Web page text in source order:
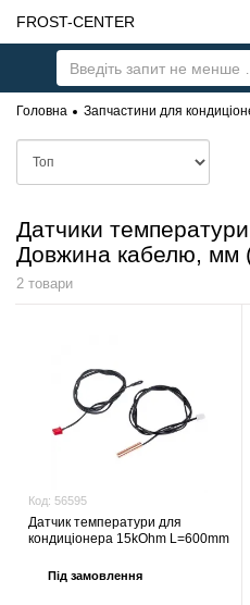
FROST-CENTER
Головна Запчастини для
Датчики
Довжина кабелю, мм
2 товари
Код: 56595
Датчик температури для
кондиціонера 15kOhm L=600mm
Під замовлення